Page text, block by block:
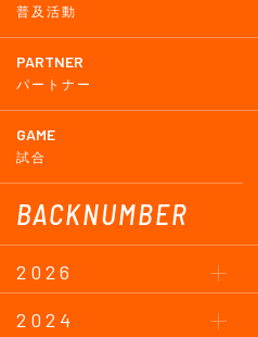
普及活動
PARTNER
パートナー
GAME
試合
BACKNUMBER
2026
2024